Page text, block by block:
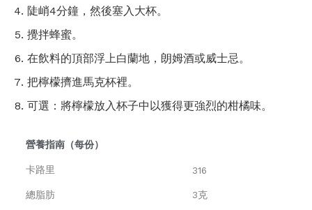
陡峭4分鐘，然後塞入大杯。
攪拌蜂蜜。
在飲料的頂部浮上白蘭地，朗姆酒或威士忌。
把檸檬擠進馬克杯裡。
可選：將檸檬放入杯子中以獲得更強烈的柑橘味。
營養指南（每份）
卡路里 316
總脂肪 3克